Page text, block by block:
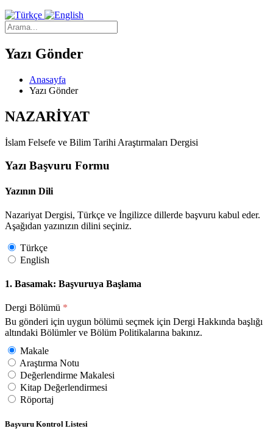
Yazı Gönder
Anasayfa
Yazı Gönder
NAZARİYAT
İslam Felsefe ve Bilim Tarihi Araştırmaları Dergisi
Yazı Başvuru Formu
Yazının Dili
Nazariyat Dergisi, Türkçe ve İngilizce dillerde başvuru kabul eder.
Aşağıdan yazınızın dilini seçiniz.
Türkçe
English
1. Basamak: Başvuruya Başlama
Dergi Bölümü *
Bu gönderi için uygun bölümü seçmek için Dergi Hakkında başlığı
altındaki Bölümler ve Bölüm Politikalarına bakınız.
Makale
Araştırma Notu
Değerlendirme Makalesi
Kitap Değerlendirmesi
Röportaj
Başvuru Kontrol Listesi